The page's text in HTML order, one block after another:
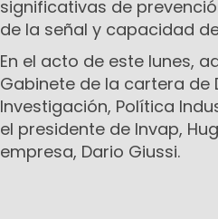
significativas de
de la señal y capacidad
En el acto de este lunes,
Gabinete de la cartera de
Investigación, Política
el presidente de Invap,
empresa, Dario Giussi.